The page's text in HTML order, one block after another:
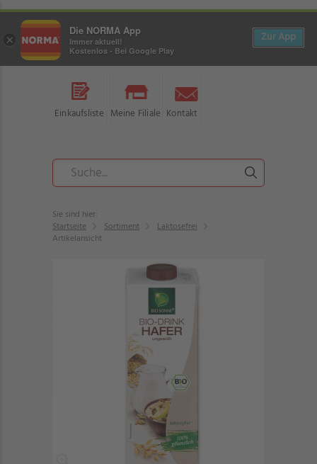
Einkaufsliste Meine Filiale Kontakt
Sie sind hier:
Startseite
Sortiment
Laktosefrei
Artikelansicht
×
Die NORMA App
Immer aktuell!
Kostenlos - Bei Google Play
Zur App